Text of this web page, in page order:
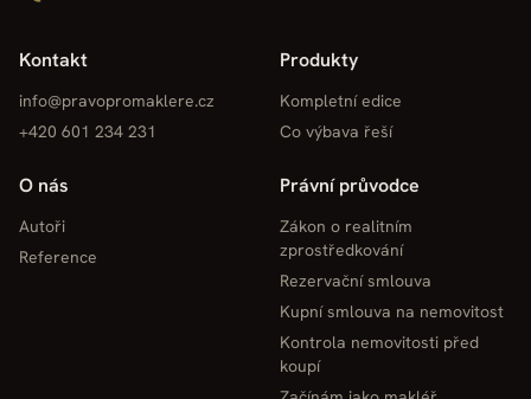
Kontakt
info@pravopromaklere.cz
+420 601 234 231
Produkty
Kompletní edice
Co výbava řeší
O nás
Autoři
Reference
Právní průvodce
Zákon o realitním
zprostředkování
Rezervační smlouva
Kupní smlouva na nemovitost
Kontrola nemovitosti před
koupí